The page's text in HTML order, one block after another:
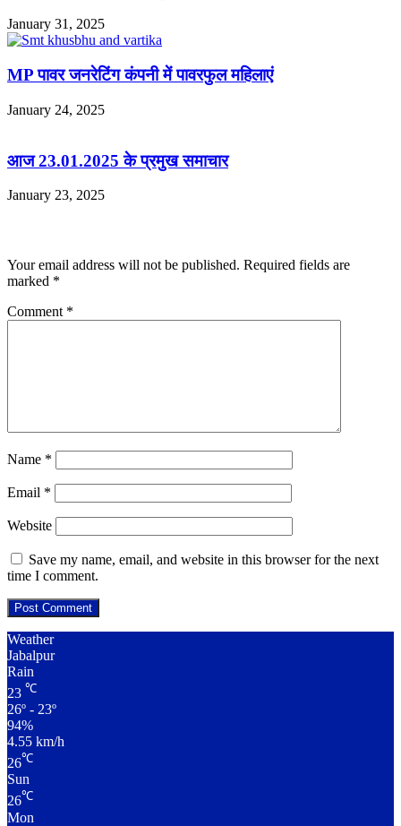
January 31, 2025
MP पावर जनरेटिंग कंपनी में पावरफुल महिलाएं
January 24, 2025
आज 23.01.2025 के प्रमुख समाचार
January 23, 2025
Your email address will not be published. Required fields are
marked *
Comment *
Name *
Email *
Website
Save my name, email, and website in this browser for the next
time I comment.
Weather
Jabalpur
Rain
23 ℃
26º - 23º
94%
4.55 km/h
26℃
Sun
26℃
Mon